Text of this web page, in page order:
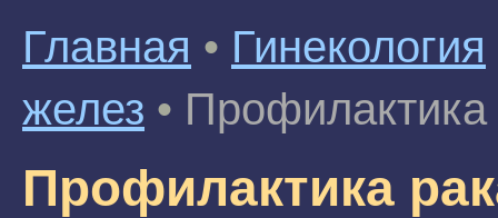
Главная • Гинекология
желез •
Профилактика